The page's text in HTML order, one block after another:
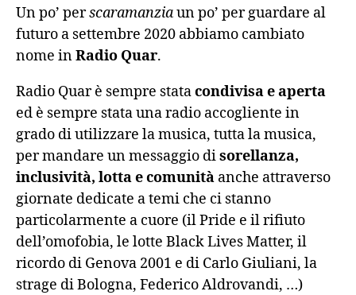
Un po’ perscaramanziaun po’ per guardare al
futuro a settembre 2020 abbiamo cambiato
nome inRadio Quar.
Radio Quar è sempre statacondivisa e aperta
ed è sempre stata una radio accogliente in
grado di utilizzare la musica, tutta la musica,
per mandare un messaggio disorellanza,
inclusività, lotta e comunità anche attraverso
giornate dedicate a temi che ci stanno
particolarmente a cuore (il Pride e il rifiuto
dell’omofobia, le lotte Black Lives Matter, il
ricordo di Genova 2001 e di Carlo Giuliani, la
strage di Bologna, Federico Aldrovandi, …)